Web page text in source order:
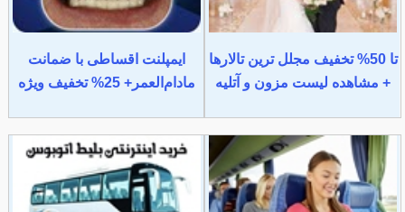
تا 50% تخفیف مجلل ترین تالارها
+ مشاهده لیست مزون و آتلیه
ایمپلنت اقساطی با ضمانت
مادام‌العمر+ 25% تخفیف ویژه